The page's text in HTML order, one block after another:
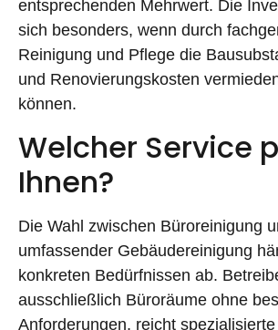
entsprechenden Mehrwert. Die
sich besonders, wenn durch
Reinigung und Pflege die
und Renovierungskosten
können.
Welcher Service
Ihnen?
Die Wahl zwischen Büroreinigung
umfassender Gebäudereinigung
konkreten Bedürfnissen ab.
ausschließlich Büroräume ohne
Anforderungen, reicht